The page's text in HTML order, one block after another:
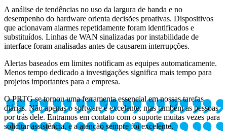
A análise de tendências no uso da largura de banda e no
desempenho do hardware orienta decisões proativas. Dispositivos
que acionavam alarmes repetidamente foram identificados e
substituídos. Linhas de WAN sinalizadas por instabilidade de
interface foram analisadas antes de causarem interrupções.
Alertas baseados em limites notificam as equipes automaticamente.
Menos tempo dedicado a investigações significa mais tempo para
projetos importantes para a empresa.
O PRTG se tornou uma ferramenta essencial em nossas tarefas
diárias. Não apenas o software é excelente, mas também as pessoas
por trás dele. Entramos em contato com o suporte muitas vezes para
solicitar assistência, e a atenção sempre foi excelente.